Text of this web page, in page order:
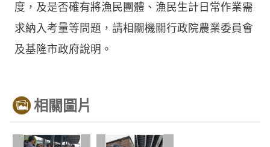
度，及是否確有將漁民團體、漁民生計日常作業需
求納入考量等問題，請相關機關行政院農業委員會
及基隆市政府說明。
相關圖片